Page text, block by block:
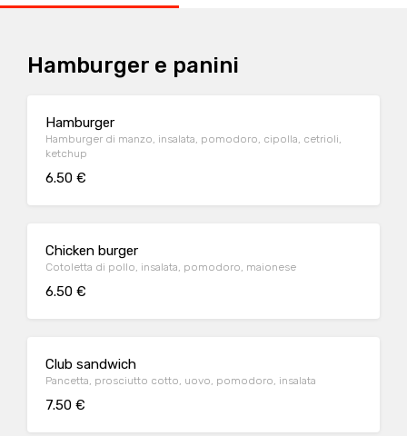
Hamburger e panini
Hamburger
Hamburger di manzo, insalata, pomodoro, cipolla, cetrioli,
ketchup
6.50 €
Chicken burger
Cotoletta di pollo, insalata, pomodoro, maionese
6.50 €
Club sandwich
Pancetta, prosciutto cotto, uovo, pomodoro, insalata
7.50 €